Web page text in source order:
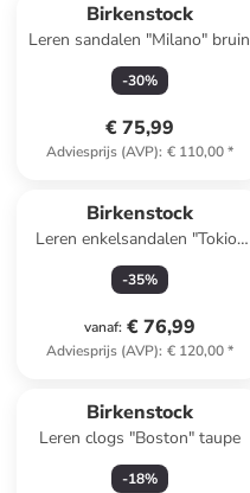
Birkenstock
Leren sandalen "Milano" bruin
-30%
€ 75,99
Adviesprijs (AVP): € 110,00*
Birkenstock
Leren enkelsandalen "Tokio"
donkerblauw - wijdte S
-35%
vanaf: € 76,99
Adviesprijs (AVP): € 120,00*
Birkenstock
Leren clogs "Boston" taupe
-18%